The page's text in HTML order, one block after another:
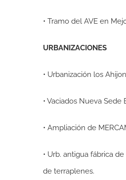
• Tramo del AVE en
URBANIZACIONES
• Urbanización los
• Vaciados Nueva Sede
• Ampliación de
• Urb. antigua fábrica
de terraplenes.